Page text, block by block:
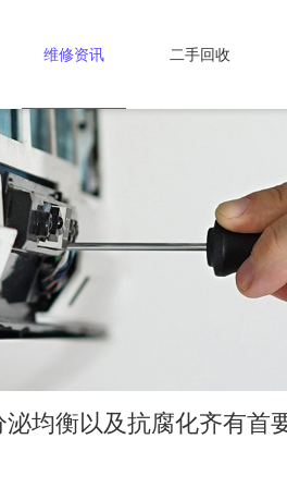
维修资讯 二手回收
均衡以及抗腐化齐有首